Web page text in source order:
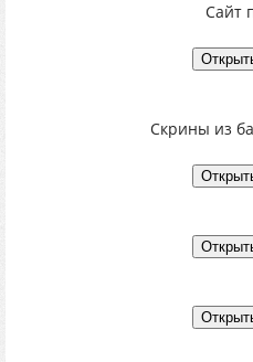
Сайт
Скрины из